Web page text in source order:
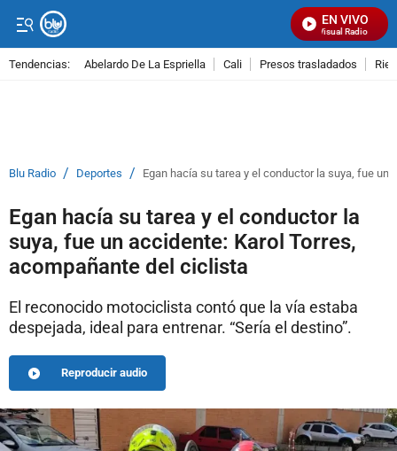
EN VIVO
Señal Visual Radio
Tendencias: Abelardo De La Espriella Cali Presos trasladados
Blu Radio / Deportes / Egan hacía su tarea y el conductor la suya, fue
Egan hacía su tarea y el conductor la
suya, fue un accidente: Karol Torres,
acompañante del ciclista
El reconocido motociclista contó que la vía estaba
despejada, ideal para entrenar. “Sería el destino”.
Reproducir audio